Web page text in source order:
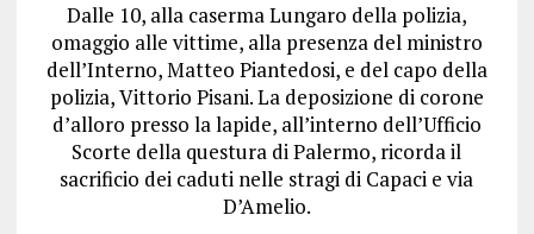
Dalle 10, alla caserma Lungaro della polizia,
omaggio alle vittime, alla presenza del ministro
dell’Interno, Matteo Piantedosi, e del capo della
polizia, Vittorio Pisani. La deposizione di corone
d’alloro presso la lapide, all’interno dell’Ufficio
Scorte della questura di Palermo, ricorda il
sacrificio dei caduti nelle stragi di Capaci e via
D’Amelio.